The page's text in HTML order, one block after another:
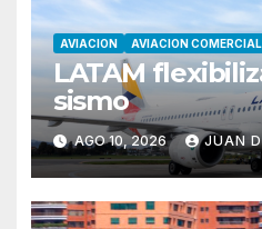
AVIACION AVIACION COMERCIAL
LATAM
sismo
AGO 10, 2026 JUAN